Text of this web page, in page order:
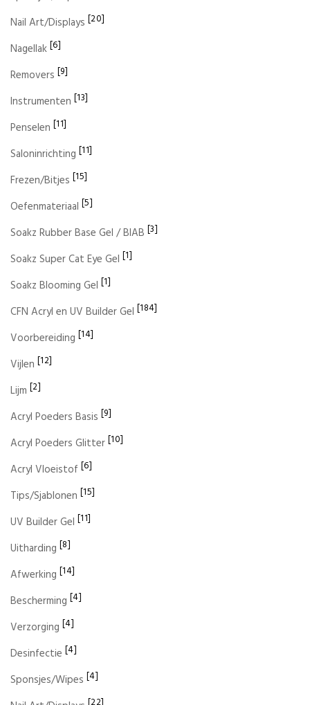
Nail Art/Displays [20]
Nagellak[6]
Removers [9]
Instrumenten [13]
Penselen [11]
Saloninrichting [11]
Frezen/Bitjes [15]
Oefenmateriaal [5]
Soakz Rubber Base Gel / BIAB [3]
Soakz Super Cat Eye Gel [1]
Soakz Blooming Gel [1]
CFN Acryl en UV Builder Gel [184]
Voorbereiding [14]
Vijlen [12]
Lijm [2]
Acryl Poeders Basis [9]
Acryl Poeders Glitter[10]
Acryl Vloeistof [6]
Tips/Sjablonen [15]
UV Builder Gel [11]
Uitharding [8]
Afwerking [14]
Bescherming [4]
Verzorging [4]
Desinfectie [4]
Sponsjes/Wipes [4]